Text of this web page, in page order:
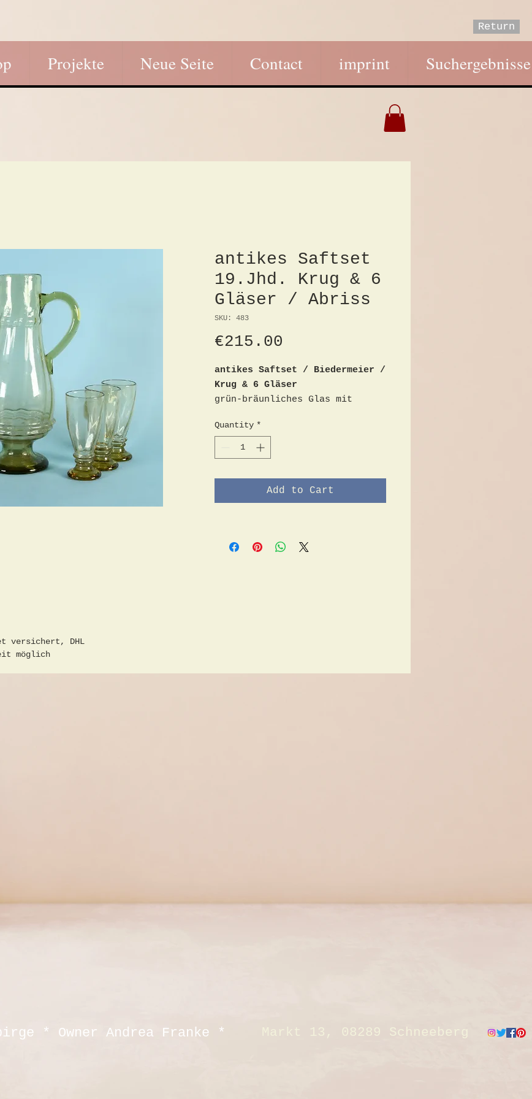
Return
Projekte Neue Seite Contact imprint Suchergebnisse
antikes Saftset
19.Jhd. Krug & 6
Gläser / Abriss
SKU: 483
€215.00
antikes Saftset / Biedermeier /
Krug & 6 Gläser
grün-bräunliches Glas mit
Rundfuß, Gläser H= 15 cm, Kanne
H= 36 cm, 19. Jh
altersbedingte Gebrauchsspuren
keine Platzer oder Risse
Quantity *
Add to Cart
versichert, DHL
möglich
* Owner Andrea Franke * Markt 13, 08289 Schneeberg